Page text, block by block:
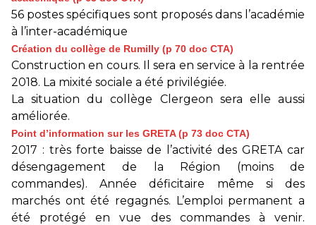
56 postes spécifiques sont proposés dans l’académie
à l’inter-académique
Création du collège de Rumilly (p 70 doc CTA)
Construction en cours. Il sera en service à la rentrée
2018. La mixité sociale a été privilégiée.
La situation du collège Clergeon sera elle aussi
améliorée.
Point d’information sur les GRETA (p 73 doc CTA)
2017 : très forte baisse de l’activité des GRETA car
désengagement de la Région (moins de
commandes). Année déficitaire même si des
marchés ont été regagnés. L’emploi permanent a
été protégé en vue des commandes à venir.